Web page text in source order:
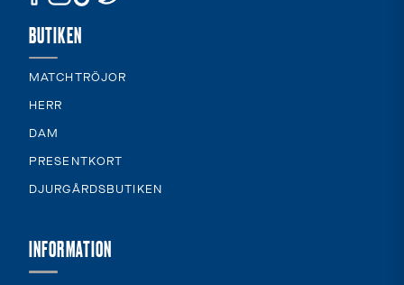
BUTIKEN
MATCHTRÖJOR
HERR
DAM
PRESENTKORT
DJURGÅRDSBUTIKEN
INFORMATION